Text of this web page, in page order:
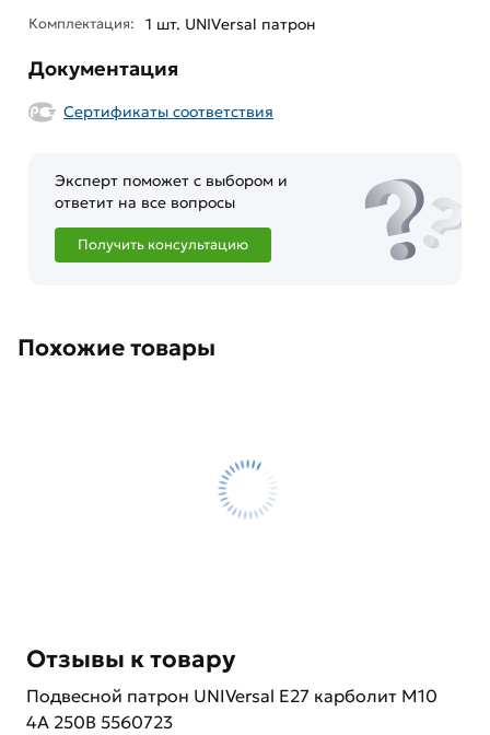
Комплектация: 1 шт. UNIVersal патрон
Документация
Сертификаты соответствия
Эксперт поможет с выбором и
ответит на все вопросы
Получить консультацию
Похожие товары
Отзывы к товару
Подвесной патрон UNIVersal Е27 карболит М10
4А 250В 5560723